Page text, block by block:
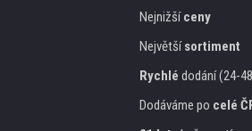
Nejnižšíceny
Největšísortiment
Rychlé dodání (24-
Dodáváme po celé